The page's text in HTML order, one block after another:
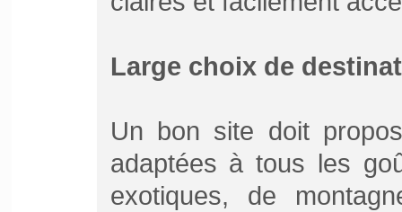
Large choix de
Un bon site doit
adaptées à tous les
exotiques, de